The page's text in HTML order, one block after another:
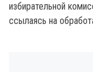
избирательной
ссылаясь на